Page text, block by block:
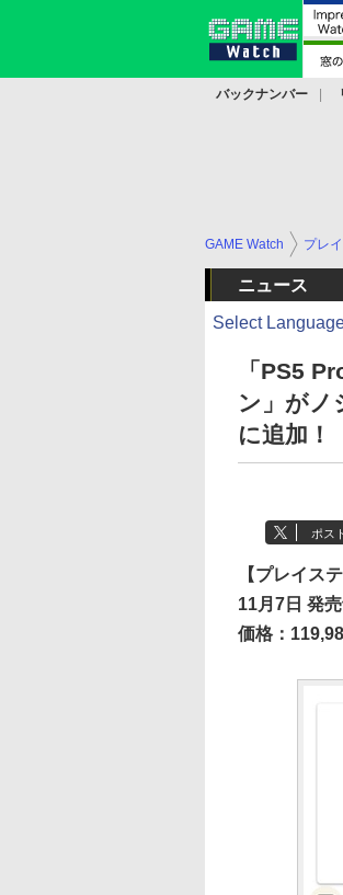
バックナンバー
GAME Watch プレ
ニュース
Select
「PS5
ン」がノ
に追加！
ポス
【プレイス
11月7日 発
価格：